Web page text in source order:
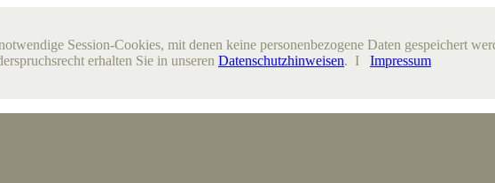
Session-Cookies, mit denen keine personenbezogene Daten gespeichert
erhalten Sie in unseren Datenschutzhinweisen. I Impressum